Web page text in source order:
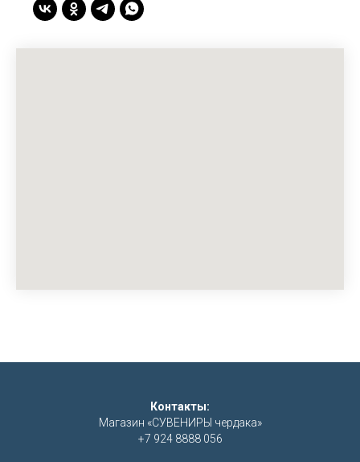
Контакты:
Магазин «СУВЕНИРЫ чердака»
+7 924 8888 056